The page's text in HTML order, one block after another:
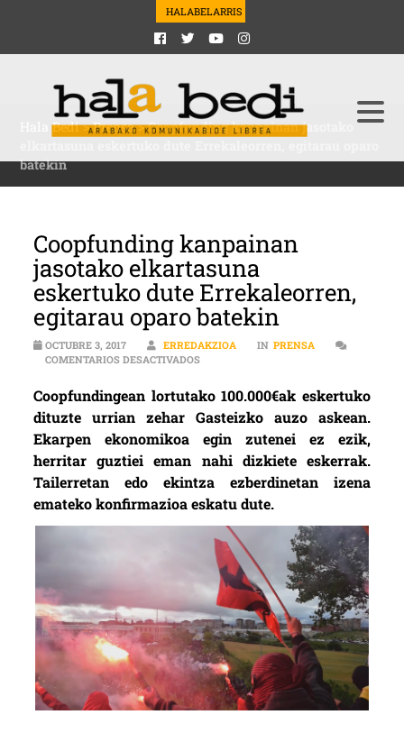
HALABELARRIS
Hala Bedi>Prensa>Coopfunding kanpainan jasotako
batekin
Coopfunding kanpainan
jasotako elkartasuna
eskertuko dute Errekaleorren,
egitarau oparo batekin
OCTUBRE 3, 2017 ERREDAKZIOA IN PRENSA
COMENTARIOS DESACTIVADOSEN COOPFUNDING KANPAINAN
Coopfundingean lortutako 100.000€ak eskertuko
dituzte urrian zehar Gasteizko auzo askean.
Ekarpen ekonomikoa egin zutenei ez ezik,
herritar guztiei eman nahi dizkiete eskerrak.
Tailerretan edo ekintza ezberdinetan izena
emateko konfirmazioa eskatu dute.